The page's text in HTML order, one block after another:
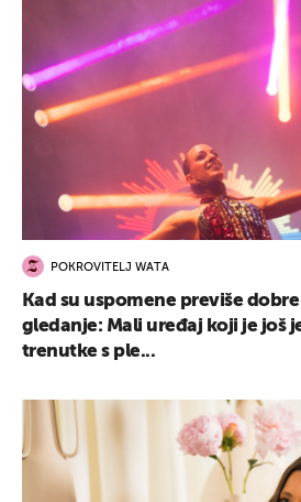
POKROVITELJ WATA
Kad su uspomene previše
gledanje: Mali uređaj koji je još
trenutke s ple...